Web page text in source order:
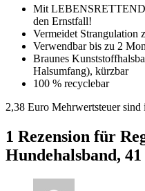
Mit
den Ernstfall!
Vermeidet Strangulation
Verwendbar bis zu 2
Braunes
Halsumfang), kürzbar
100 % recyclebar
2,38 Euro Mehrwertsteuer sind
1 Rezension für
Hundehalsband,